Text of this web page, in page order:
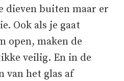
dieven buiten maar er
Ook als je gaat
open, maken de
veilig. En in de
van het glas af